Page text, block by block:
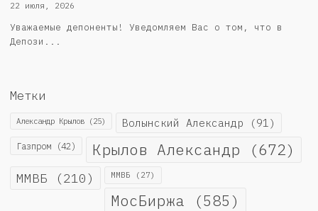
22 июля, 2026
Уважаемые депоненты! Уведомляем Вас о том, что в
Депози...
Метки
Александр Крылов (25) Волынский Александр (91)
Газпром (42) Крылов Александр (672)
ММВБ (210) ММВБ (27)
МосБиржа (585)